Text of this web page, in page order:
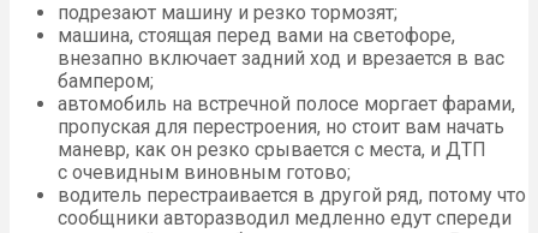
подрезают машину и резко тормозят;
машина, стоящая перед вами на светофоре,
внезапно включает задний ход и врезается в вас
бампером;
автомобиль на встречной полосе моргает фарами,
пропуская для перестроения, но стоит вам начать
маневр, как он резко срывается с места, и ДТП
с очевидным виновным готово;
водитель перестраивается в другой ряд, потому что
сообщники авторазводил медленно едут спереди